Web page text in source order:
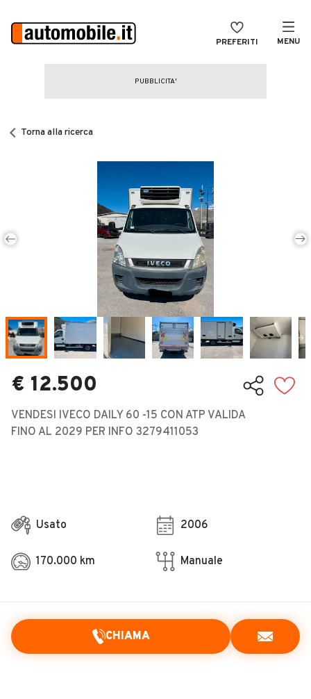
PREFERITI MENU
CERCA
Noleggio a lungo termine
Auto d'epoca
Veicoli Commerciali
Concessionari
Torna alla ricerca
€ 12.500
VENDESI IVECO DAILY 60 -15 CON ATP VALIDA
FINO AL 2029 PER INFO 3279411053
Usato 2006
170.000 km Manuale
CHIAMA